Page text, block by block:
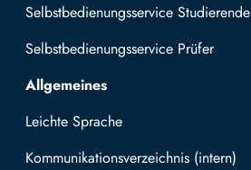
Selbstbedienungsservice Studierende
Selbstbedienungsservice Prüfer
Allgemeines
Leichte Sprache
Kommunikationsverzeichnis (intern)